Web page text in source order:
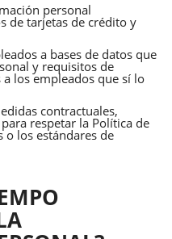
personal
de tarjetas de crédito y
a bases de datos que
y requisitos de
los empleados que sí lo
contractuales,
respetar la Política de
o los estándares de